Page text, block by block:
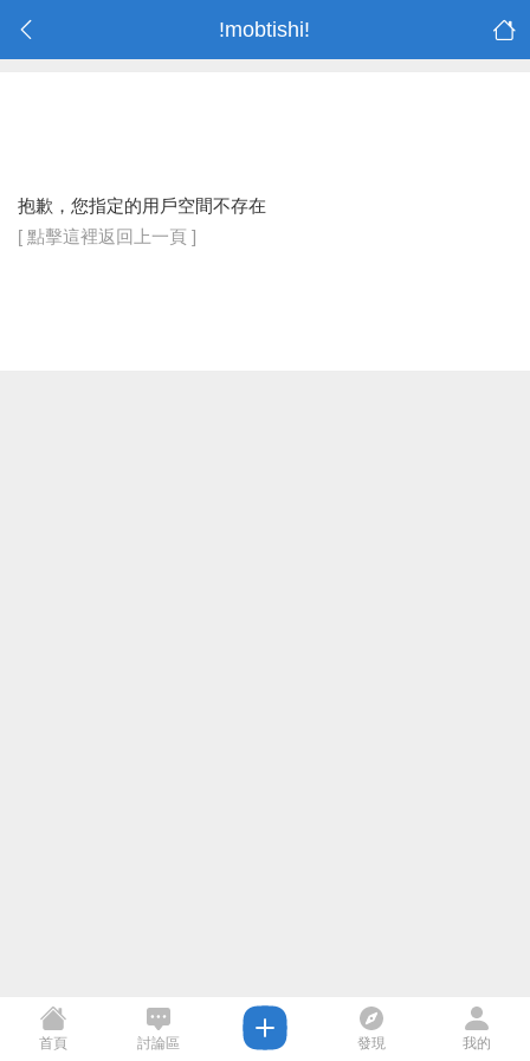
!mobtishi!
抱歉，您指定的用戶空間不存在
[ 點擊這裡返回上一頁 ]
首頁 討論區 發現 我的